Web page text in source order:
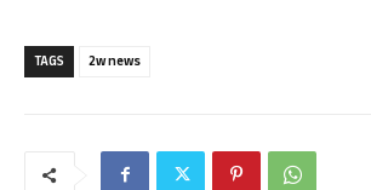
TAGS 2w news